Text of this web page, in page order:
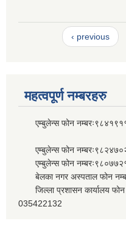
‹ previous
महत्वपूर्ण नम्बरहरु
एम्बुलेन्स फोन
एम्बुलेन्स फोन
एम्बुलेन्स फोन
बेलका नगर अस्पताल फोन
जिल्ला प्रशासन कार्यालय
035422132